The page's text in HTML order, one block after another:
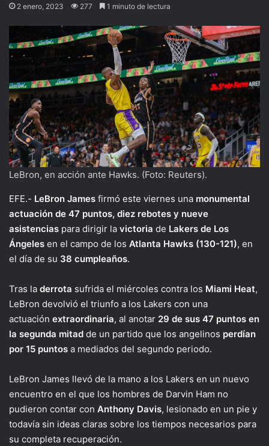
2 enero, 2023 277 1 minuto de lectura
LeBron, en acción ante Hawks. (Foto: Reuters).
EFE.- LeBron James firmó este viernes una monumental
actuación de 47 puntos, diez rebotes y nueve
asistencias para dirigir la victoria de Lakers de Los
Ángeles en el campo de los Atlanta Hawks (130-121), en
el día de su 38 cumpleaños.
Tras la derrota sufrida el miércoles contra los Miami Heat,
LeBron devolvió el triunfo a los Lakers con una
actuación extraordinaria, al anotar 29 de sus 47 puntos en
la segunda mitad de un partido que los angelinos perdían
por 15 puntos a mediados del segundo periodo.
LeBron James llevó de la mano a los Lakers en un nuevo
encuentro en el que los hombres de Darvin Ham no
pudieron contar con Anthony Davis, lesionado en un pie y
todavía sin ideas claras sobre los tiempos necesarios para
su completa recuperación.